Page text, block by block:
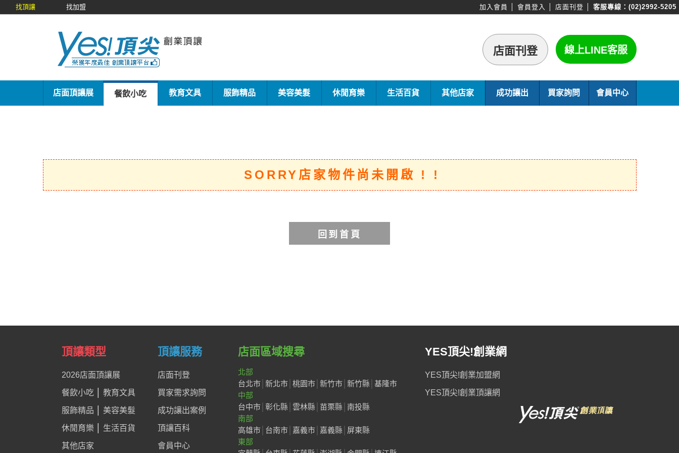
找頂讓 找加盟 加入會員 會員登入 店面刊登 客服專線： (02)2992-5205
店面頂讓展 餐飲小吃 教育文具 服飾精品 美容美髮 休閒育樂 生活百貨 其他店家 成功讓出 買家詢問 會員中心
SORRY店家物件尚未開啟 ! !
頂讓類型 頂讓服務 店面區域搜尋 YES頂尖!創業網
2026店面頂讓展
餐飲小吃 教育文具
服飾精品 美容美髮
休閒育樂 生活百貨
其他店家
店面刊登
買家需求詢問
成功讓出案例
頂讓百科
會員中心
北部
台北市 新北市 桃園市 新竹市 新竹縣 基隆市
中部
台中市 彰化縣 雲林縣 苗栗縣
南投縣
南部
高雄市 台南市 嘉義市 嘉義縣
屏東縣
東部
YES頂尖!創業加盟網
YES頂尖!創業頂讓網